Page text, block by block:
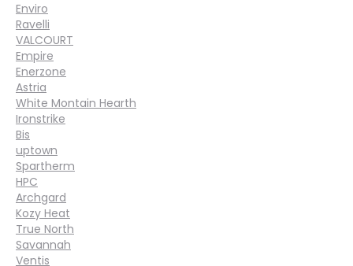
Enviro
Ravelli
VALCOURT
Empire
Enerzone
Astria
White Montain Hearth
Ironstrike
Bis
uptown
Spartherm
HPC
Archgard
Kozy Heat
True North
Savannah
Ventis